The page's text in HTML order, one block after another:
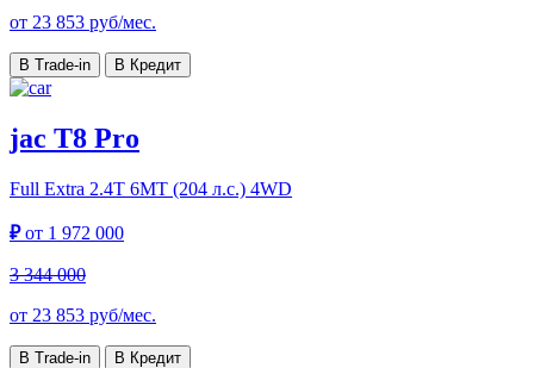
от 23 853 руб/мес.
В Trade-in В Кредит
jac T8 Pro
Full Extra 2.4T 6MT (204 л.с.) 4WD
₽от 1 972 000
3 344 000
от 23 853 руб/мес.
В Trade-in В Кредит